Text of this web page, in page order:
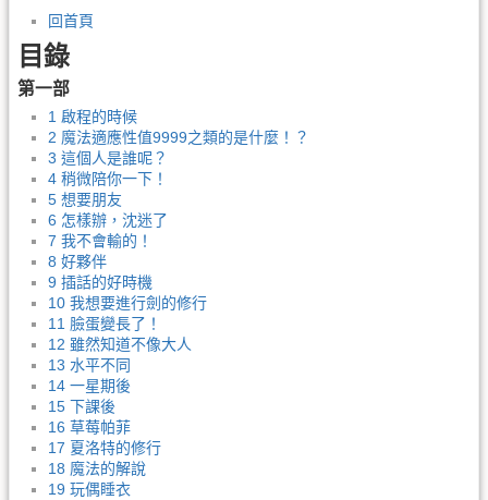
回首頁
目錄
第一部
1 啟程的時候
2 魔法適應性值9999之類的是什麼！？
3 這個人是誰呢？
4 稍微陪你一下！
5 想要朋友
6 怎樣辦，沈迷了
7 我不會輸的！
8 好夥伴
9 插話的好時機
10 我想要進行劍的修行
11 臉蛋變長了！
12 雖然知道不像大人
13 水平不同
14 一星期後
15 下課後
16 草莓帕菲
17 夏洛特的修行
18 魔法的解說
19 玩偶睡衣